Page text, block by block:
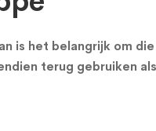
is het belangrijk om
terug gebruiken